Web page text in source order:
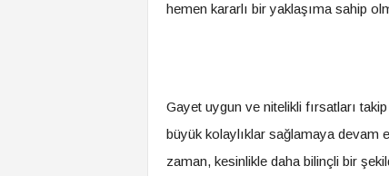
hemen kararlı bir yaklaşıma sahip
Gayet uygun ve nitelikli fırsatları
büyük kolaylıklar sağlamaya devam
zaman, kesinlikle daha bilinçli bir